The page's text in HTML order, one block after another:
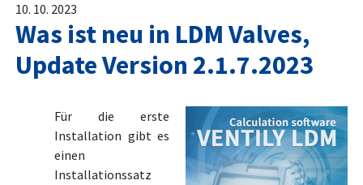
10. 10. 2023
Was ist neu in LDM Valves,
Update Version 2.1.7.2023
Für die erste
Installation gibt es
einen
Installationssatz